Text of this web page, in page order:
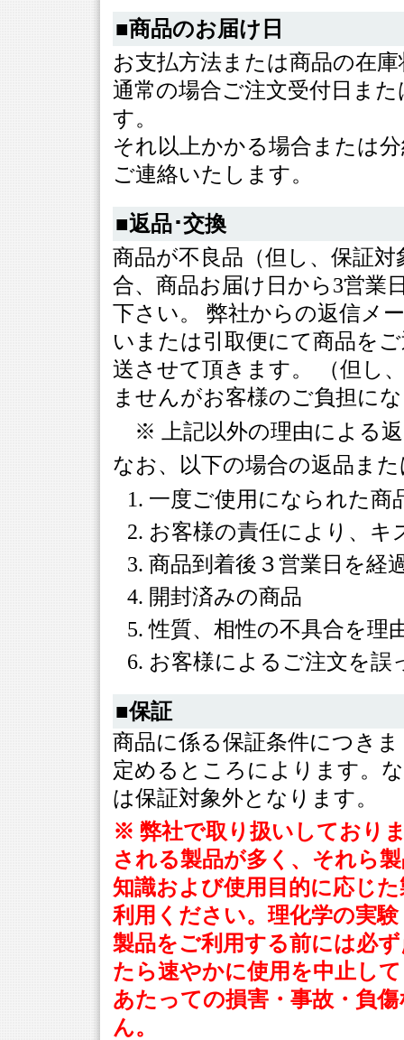
■商品のお届け日
お支払方法または商品の在
通常の場合ご注文受付日ま
す。
それ以上かかる場合または
ご連絡いたします。
■返品･交換
商品が不良品（但し、保証
合、商品お届け日から3営業
下さい。 弊社からの返信メ
いまたは引取便にて商品を
送させて頂きます。 （但し
ませんがお客様のご負担に
※ 上記以外の理由による
なお、以下の場合の返品ま
一度ご使用になられた商
お客様の責任により、キ
商品到着後３営業日を経
開封済みの商品
性質、相性の不具合を理
お客様によるご注文を誤
■保証
商品に係る保証条件につき
定めるところによります。
は保証対象外となります。
※ 弊社で取り扱いしており
される製品が多く、それら
知識および使用目的に応じ
利用ください。理化学の実
製品をご利用する前には必
たら速やかに使用を中止し
あたっての損害・事故・負
ん。